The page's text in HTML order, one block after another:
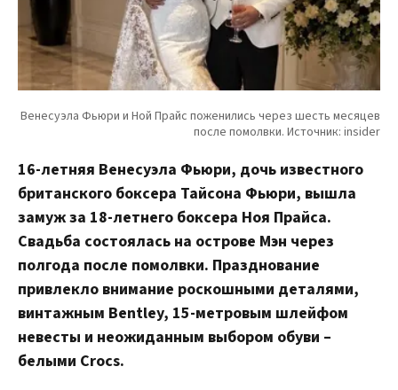
16-летняя Венесуэла Фьюри, дочь известного
британского боксера Тайсона Фьюри, вышла
замуж за 18-летнего боксера Ноя Прайса.
Свадьба состоялась на острове Мэн через
полгода после помолвки. Празднование
привлекло внимание роскошными деталями,
винтажным Bentley, 15-метровым шлейфом
невесты и неожиданным выбором обуви –
белыми Crocs.